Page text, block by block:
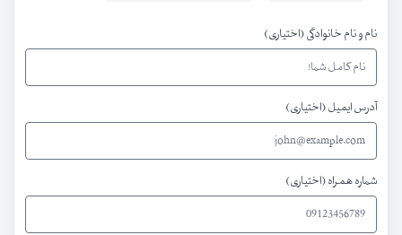
نام و نام خانوادگی (اختیاری)
آدرس ایمیل (اختیاری)
شماره همراه (اختیاری)